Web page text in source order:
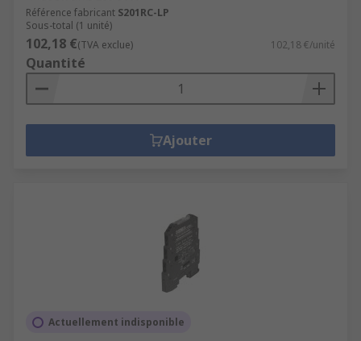
Référence fabricant S201RC-LP
Sous-total (1 unité)
102,18 €(TVA exclue) 102,18 €/unité
Quantité
Ajouter
Actuellement indisponible